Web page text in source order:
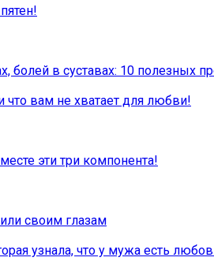
болей в суставах: 10 полезных
что вам не хватает для любви!
эти три компонента!
своим глазам
узнала, что у мужа есть